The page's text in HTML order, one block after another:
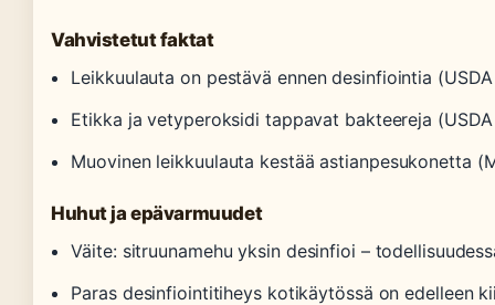
Vahvistetut faktat
Leikkuulauta on pestävä ennen desinfiointia (USDA
Etikka ja vetyperoksidi tappavat bakteereja (USDA
Muovinen leikkuulauta kestää astianpesukonetta
Huhut ja epävarmuudet
Väite: sitruunamehu yksin desinfioi –
Paras desinfiointitiheys kotikäytössä on edelleen